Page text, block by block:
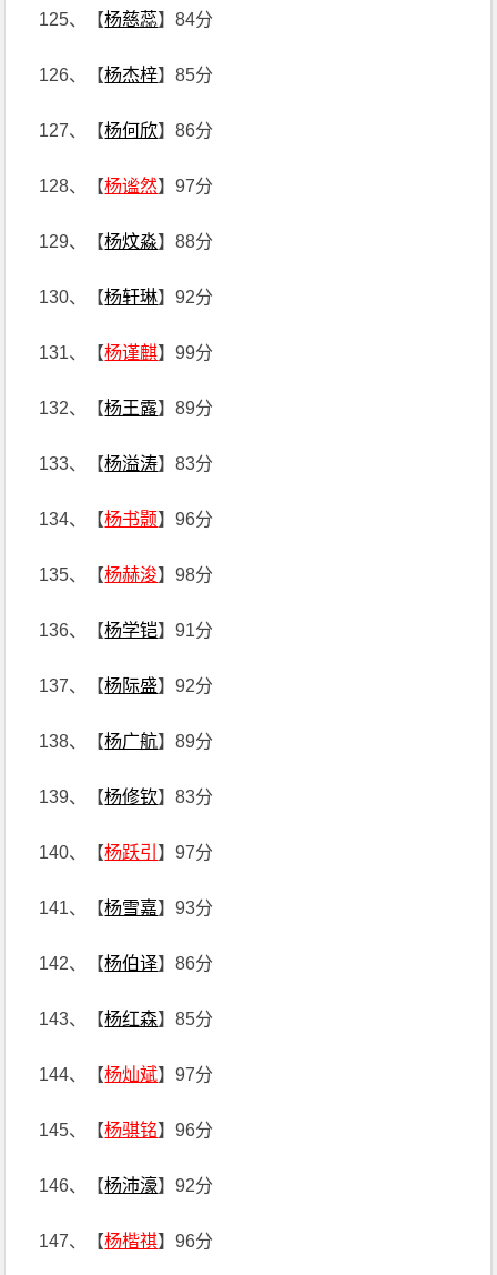
125、【杨慈蕊】84分
126、【杨杰梓】85分
127、【杨何欣】86分
128、【杨谧然】97分
129、【杨炆淼】88分
130、【杨轩琳】92分
131、【杨谨麒】99分
132、【杨王露】89分
133、【杨溢涛】83分
134、【杨书颢】96分
135、【杨赫浚】98分
136、【杨学铠】91分
137、【杨际盛】92分
138、【杨广航】89分
139、【杨修钦】83分
140、【杨跃引 】97分
141、【杨雪嘉】93分
142、【杨伯译】86分
143、【杨红森】85分
144、【杨灿斌】97分
145、【杨骐铭】96分
146、【杨沛濠】92分
147、【杨楷祺】96分